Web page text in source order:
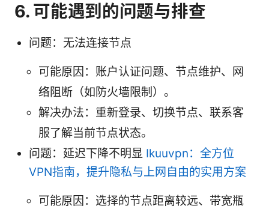
6. 可能遇到的问题与排查
问题：无法连接节点
可能原因：账户认证问题、节点维护、网
络阻断（如防火墙限制）。
解决办法：重新登录、切换节点、联系客
服了解当前节点状态。
问题：延迟下降不明显 Ikuuvpn：全方位
VPN指南，提升隐私与上网自由的实用方案
可能原因：选择的节点距离较远、带宽瓶